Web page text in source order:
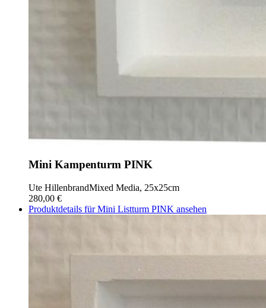
Mini Kampenturm PINK
Ute HillenbrandMixed Media, 25x25cm
280,00 €
Produktdetails für Mini Listturm PINK ansehen